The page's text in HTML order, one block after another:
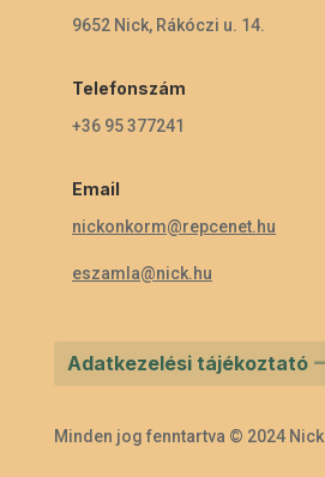
9652 Nick, Rákóczi u. 14.
Telefonszám
+36 95 377241
Email
nickonkorm@repcenet.hu
eszamla@nick.hu
Adatkezelési tájékoztató
Minden jog fenntartva © 2024 Nick